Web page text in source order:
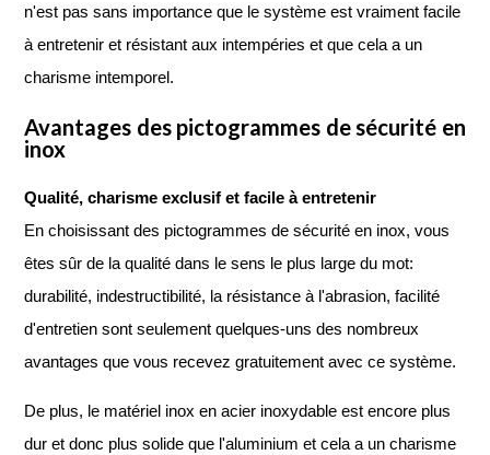
n'est pas sans importance que le système est vraiment facile
à entretenir et résistant aux intempéries et que cela a un
charisme intemporel.
Avantages des pictogrammes de sécurité en
inox
Qualité, charisme exclusif et facile à entretenir
En choisissant des pictogrammes de sécurité en inox, vous
êtes sûr de la qualité dans le sens le plus large du mot:
durabilité, indestructibilité, la résistance à l'abrasion, facilité
d'entretien sont seulement quelques-uns des nombreux
avantages que vous recevez gratuitement avec ce système.
De plus, le matériel inox en acier inoxydable est encore plus
dur et donc plus solide que l'aluminium et cela a un charisme